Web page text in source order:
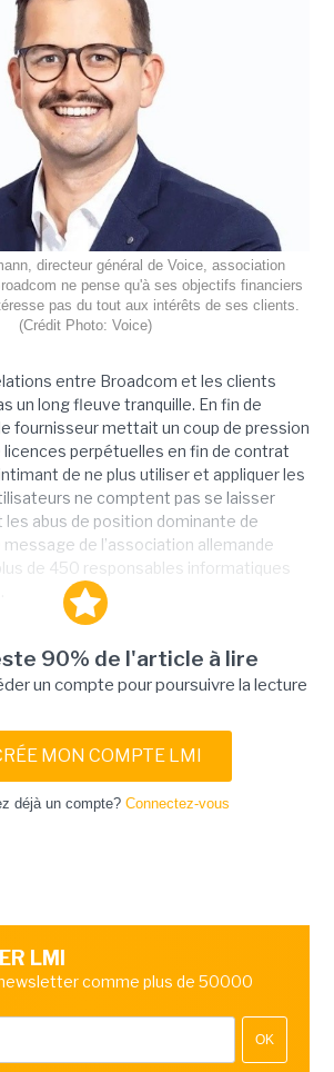
directeur général de Voice, association
ne pense qu'à ses objectifs financiers
pas du tout aux intérêts de ses clients.
(Crédit Photo: Voice)
entre Broadcom et les clients
un long fleuve tranquille. En fin de
fournisseur mettait un coup de pression
perpétuelles en fin de contrat
de ne plus utiliser et appliquer les
ne comptent pas se laisser
abus de position dominante de
message de l’association allemande
de 450 responsables informatiques
90% de l'article à lire
un compte pour poursuivre la lecture
MON COMPTE LMI
déjà un compte? Connectez-vous
LMI
comme plus de 50000
OK